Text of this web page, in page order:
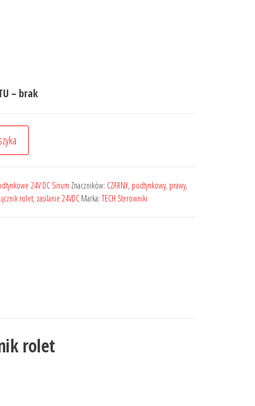
– brak
24V DC Sinum Znaczników: CZARNY, podtynkowy, prawy,
rolet, zasilanie 24VDC Marka: TECH Sterowniki
rolet